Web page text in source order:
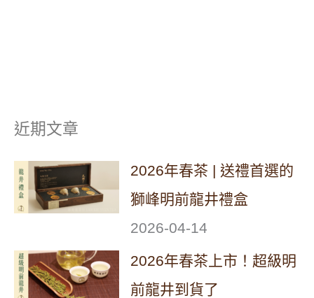
近期文章
2026年春茶 | 送禮首選的
獅峰明前龍井禮盒
2026-04-14
2026年春茶上市！超級明
前龍井到貨了